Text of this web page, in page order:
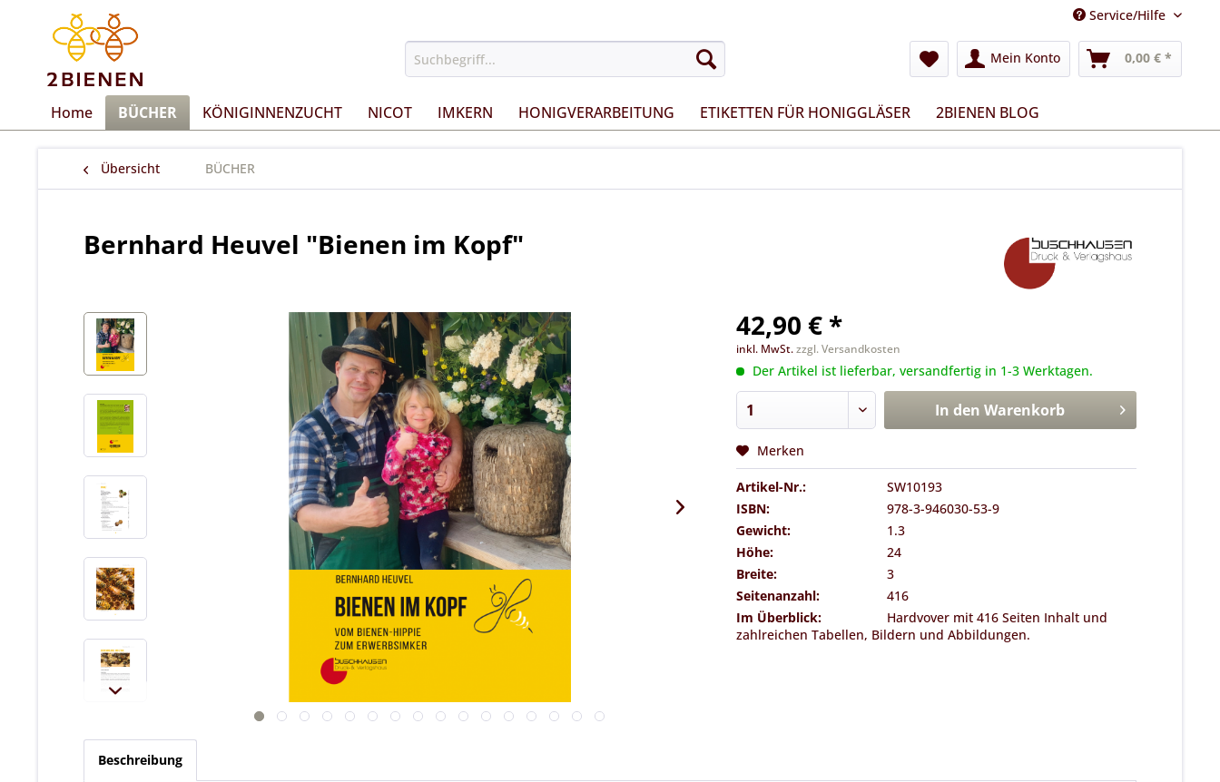
Service/Hilfe
Mein Konto 0,00 € *
Home BÜCHER KÖNIGINNENZUCHT NICOT IMKERN HONIGVERARBEITUNG ETIKETTEN FÜR HONIGGLÄSER 2BIENEN BLOG
Übersicht BÜCHER
Bernhard Heuvel "Bienen im Kopf"
42,90 € *
inkl. MwSt.zzgl. Versandkosten
Der Artikel ist lieferbar, versandfertig in 1-3 Werktagen.
In den Warenkorb
Merken
Artikel-Nr.:
SW10193
ISBN:
978-3-946030-53-9
Gewicht:
1.3
Höhe:
24
Breite:
3
Seitenanzahl:
416
Im Überblick:
Hardvover mit 416 Seiten Inhalt und
zahlreichen Tabellen, Bildern und Abbildungen.
Beschreibung